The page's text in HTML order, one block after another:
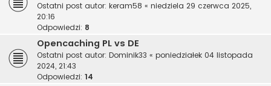
Ostatni post autor: keram58 « niedziela 29 czerwca 2025,
20:16
Odpowiedzi: 8
Opencaching PL vs DE
Ostatni post autor: Dominik33 « poniedziałek 04 listopada
2024, 21:43
Odpowiedzi: 14